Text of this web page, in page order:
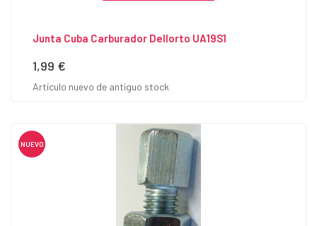
Junta Cuba Carburador Dellorto UA19S1
Precio
1,99 €
Artículo nuevo de antiguo stock
NUEVO